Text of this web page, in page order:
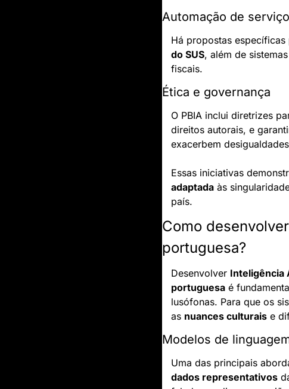
Automação de
Há propostas
do SUS, além de
fiscais.
Ética e governança
O PBIA inclui diretrizes
direitos autorais, e
exacerbem
Essas iniciativas
adaptada às
país.
Como
portuguesa?
Desenvolver Inteligência
portuguesa é
lusófonas. Para que os
as nuances culturais e
Modelos de
Uma das principais
dados representativos